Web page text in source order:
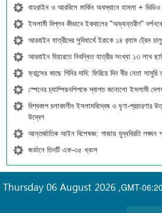
বাহরাইন ও আরবিলে মার্কিন অবস্থানে হামলা + ভিডিও
ইসলামী বিপ্লব কীভাবে ইকবালের "অভ্যন্তরীণ"
আরবাইন যাত্রীদের সুবিধার্থে ইরাকে ১৪ র‍্যাম ট্রেন চালু
আরবাইন যিয়ারতে নিবন্ধিত যাত্রীর সংখ্যা ১৩ লাখ
ফ্রান্সের কাছে গিনির দাবি: ফিরিয়ে দিন বীর নেতা
স্পেনের চ্যাম্পিয়নশিপকে স্বাগত জানালো ইসলামী
বিশ্বকাপ চলাকালীন ইসলামবিদ্বেষ ও ঘৃণা-
উদ্বেগ
আন্তর্জাতিক আইন বিশেষজ্ঞ: গাজায় যুদ্ধবিরতি লঙ্ঘন
জর্ডানে তিনটি এফ-৩৫ ধ্বংস
GMT-
Thursday 06 August 2026 ,